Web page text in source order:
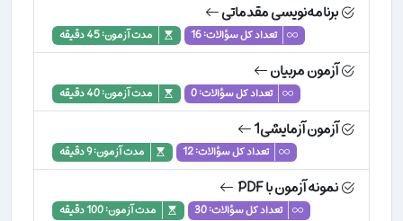
برنامه‌نویسی مقدماتی
تعداد کل سؤالات: 16 مدت آزمون: 45 دقیقه
آزمون مربیان
تعداد کل سؤالات: 0 مدت آزمون: 40 دقیقه
آزمون آزمایشی1
تعداد کل سؤالات: 12 مدت آزمون: 9 دقیقه
نمونه آزمون با PDF
تعداد کل سؤالات: 30 مدت آزمون: 100 دقیقه